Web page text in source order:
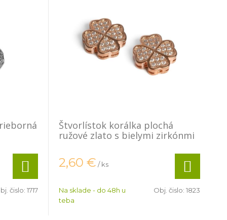
čislo: 1717
Štvorlístok korálka plochá
ružové zlato s bielymi zirkónmi
2,60 € / ks
Na sklade - do 48h u
teba
Obj. čislo: 1823